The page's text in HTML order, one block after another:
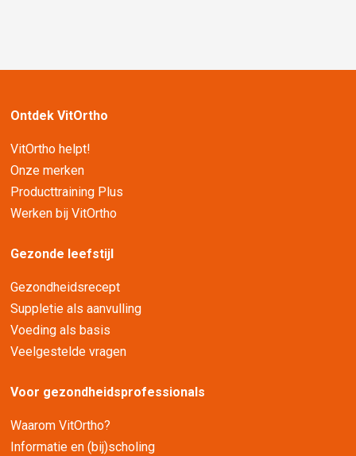
Ontdek VitOrtho
VitOrtho helpt!
Onze merken
Producttraining Plus
Werken bij VitOrtho
Gezonde leefstijl
Gezondheidsrecept
Suppletie als aanvulling
Voeding als basis
Veelgestelde vragen
Voor gezondheidsprofessionals
Waarom VitOrtho?
Informatie en (bij)scholing